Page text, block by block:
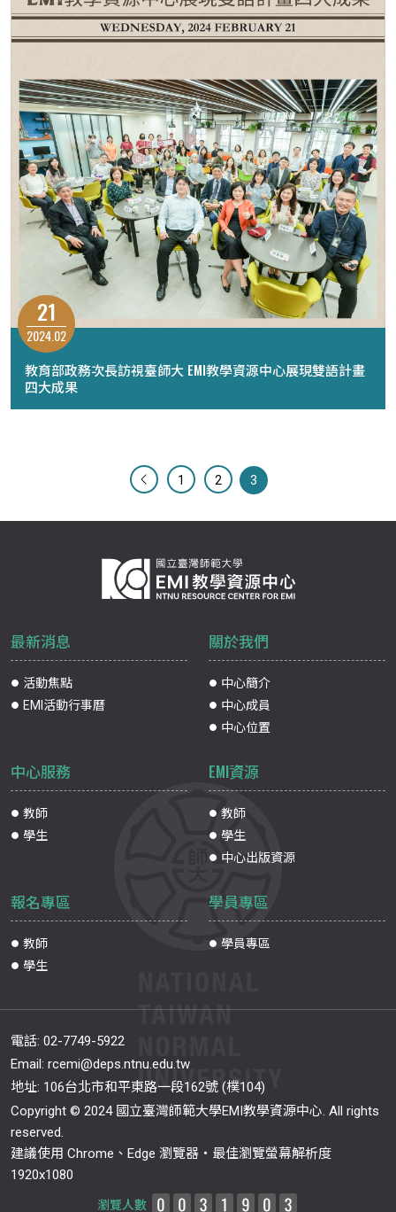
21
2024.02
教育部政務次長訪視臺師大 EMI教學資源中心展現雙語計畫
四大成果
1 2 3
最新消息
活動焦點
EMI活動行事曆
關於我們
中心簡介
中心成員
中心位置
中心服務
教師
學生
EMI資源
教師
學生
中心出版資源
報名專區
教師
學生
學員專區
學員專區
電話: 02-7749-5922
Email: rcemi@deps.ntnu.edu.tw
地址: 106台北市和平東路一段162號 (樸104)
Copyright © 2024 國立臺灣師範大學EMI教學資源中心. All rights
reserved.
建議使用 Chrome、Edge 瀏覽器‧最佳瀏覽螢幕解析度
1920x1080
瀏覽人數